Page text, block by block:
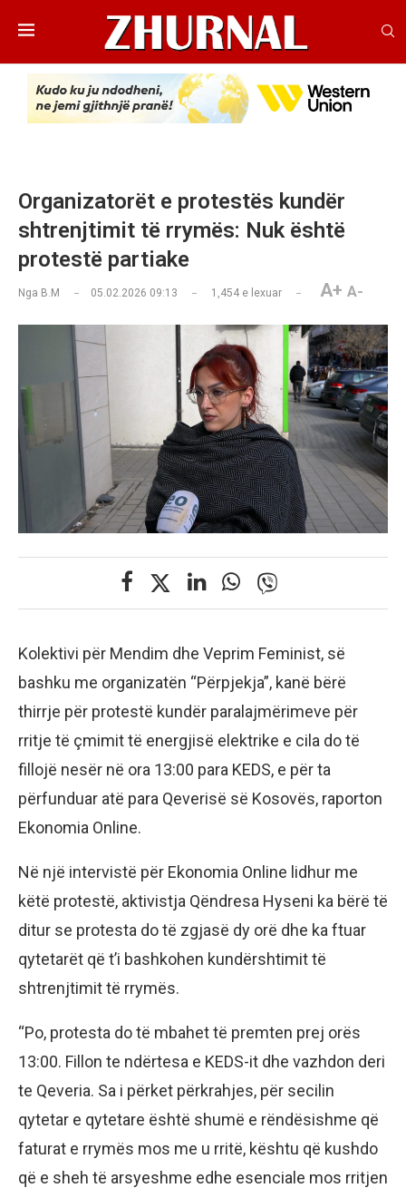
Organizatorët e protestës kundër
shtrenjtimit të rrymës: Nuk është
protestë partiake
Nga B.M 05.02.2026 09:13 1,454 e lexuar A+ A-
Kolektivi për Mendim dhe Veprim Feminist, së
bashku me organizatën “Përpjekja”, kanë bërë
thirrje për protestë kundër paralajmërimeve për
rritje të çmimit të energjisë elektrike e cila do të
fillojë nesër në ora 13:00 para KEDS, e për ta
përfunduar atë para Qeverisë së Kosovës, raporton
Ekonomia Online.
Në një intervistë për Ekonomia Online lidhur me
këtë protestë, aktivistja Qëndresa Hyseni ka bërë të
ditur se protesta do të zgjasë dy orë dhe ka ftuar
qytetarët që t’i bashkohen kundërshtimit të
shtrenjtimit të rrymës.
“Po, protesta do të mbahet të premten prej orës
13:00. Fillon te ndërtesa e KEDS-it dhe vazhdon deri
te Qeveria. Sa i përket përkrahjes, për secilin
qytetar e qytetare është shumë e rëndësishme që
faturat e rrymës mos me u rritë, kështu që kushdo
që e sheh të arsyeshme edhe esenciale mos rritjen